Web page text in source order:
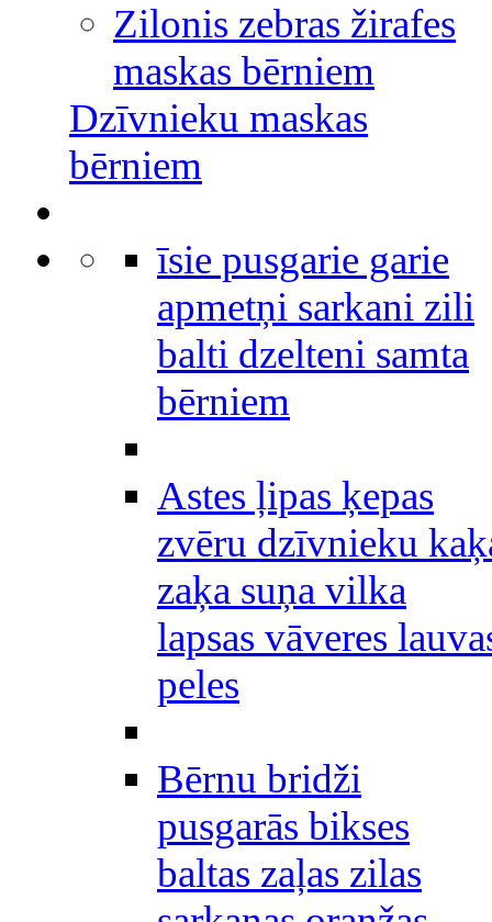
Zilonis zebras žirafes
maskas bērniem
Dzīvnieku maskas
bērniem
īsie pusgarie garie
apmetņi sarkani zili
balti dzelteni samta
bērniem
Astes ļipas ķepas
zvēru dzīvnieku
zaķa suņa vilka
lapsas vāveres
peles
Bērnu bridži
pusgarās bikses
baltas zaļas zilas